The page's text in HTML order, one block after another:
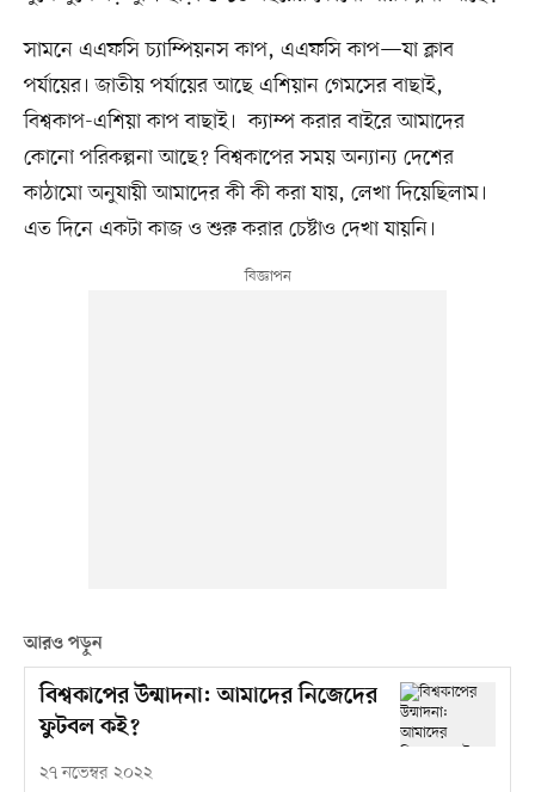
সামনে এএফসি চ্যাম্পিয়নস কাপ, এএফসি কাপ—যা ক্লাব
পর্যায়ের। জাতীয় পর্যায়ের আছে এশিয়ান গেমসের বাছাই,
বিশ্বকাপ-এশিয়া কাপ বাছাই। ক্যাম্প করার বাইরে আমাদের
কোনো পরিকল্পনা আছে? বিশ্বকাপের সময় অন্যান্য দেশের
কাঠামো অনুযায়ী আমাদের কী কী করা যায়, লেখা দিয়েছিলাম।
এত দিনে একটা কাজ ও শুরু করার চেষ্টাও দেখা যায়নি।
আরও পড়ুন
বিশ্বকাপের উন্মাদনা: আমাদের নিজেদের
ফুটবল কই?
২৭ নভেম্বর ২০২২